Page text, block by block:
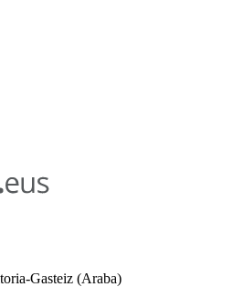
Gasteiz (Araba)